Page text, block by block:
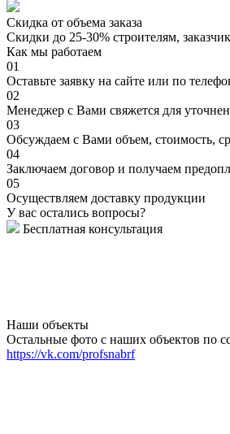
Скидка от объема заказа
Скидки до 25-30% строителям,
Как мы работаем
01
Оставьте заявку на сайте или по
02
Менеджер с Вами свяжется для
03
Обсуждаем с Вами объем, стоимость,
04
Заключаем договор и получаем
05
Осуществляем доставку продукции
У вас остались вопросы?
Бесплатная консультация
Наши объекты
Остальные фото с наших объектов по
https://vk.com/profsnabrf